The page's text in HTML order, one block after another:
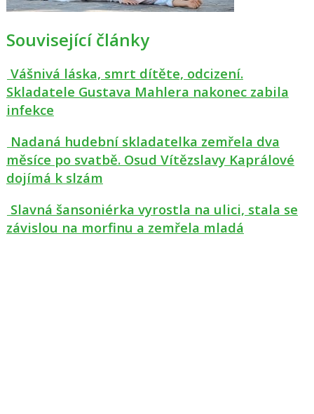
Související články
Vášnivá láska, smrt dítěte, odcizení.
Skladatele Gustava Mahlera nakonec zabila
infekce
Nadaná hudební skladatelka zemřela dva
měsíce po svatbě. Osud Vítězslavy Kaprálové
dojímá k slzám
Slavná šansoniérka vyrostla na ulici, stala se
závislou na morfinu a zemřela mladá